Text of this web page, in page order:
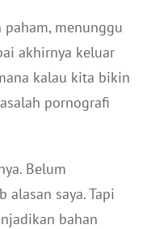
paham, menunggu
akhirnya keluar
kalau kita bikin
pornografi
Belum
alasan saya. Tapi
bahan